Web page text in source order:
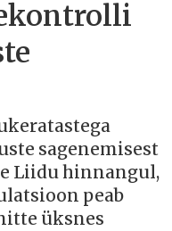
sagenemisest
Liidu hinnangul,
peab
üksnes